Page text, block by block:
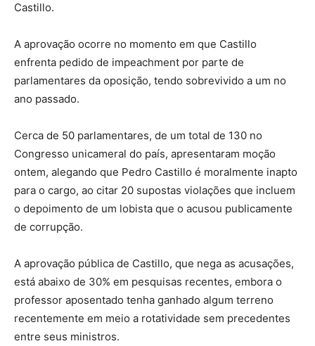
Castillo.
A aprovação ocorre no momento em que Castillo
enfrenta pedido de impeachment por parte de
parlamentares da oposição, tendo sobrevivido a um no
ano passado.
Cerca de 50 parlamentares, de um total de 130 no
Congresso unicameral do país, apresentaram moção
ontem, alegando que Pedro Castillo é moralmente inapto
para o cargo, ao citar 20 supostas violações que incluem
o depoimento de um lobista que o acusou publicamente
de corrupção.
A aprovação pública de Castillo, que nega as acusações,
está abaixo de 30% em pesquisas recentes, embora o
professor aposentado tenha ganhado algum terreno
recentemente em meio a rotatividade sem precedentes
entre seus ministros.